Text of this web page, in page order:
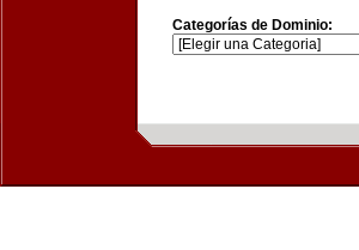
Categorías de Dominio: